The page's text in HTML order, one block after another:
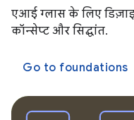
एआई ग्लास के लिए
कॉन्सेप्ट और सिद्धांत.
Go to foundations